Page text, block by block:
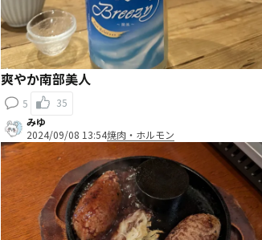
爽やか南部美人
5 35
みゆ
2024/09/08 13:54焼肉・ホルモン